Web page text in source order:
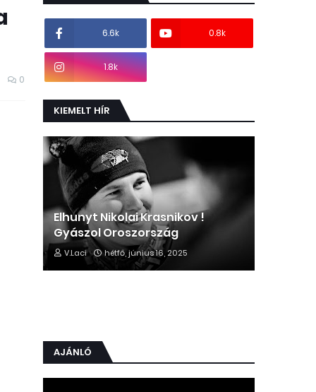
0
6.6k 0.8k
1.8k
KIEMELT HÍR
Elhunyt Nikolai Krasnikov !
Gyászol Oroszország
V.Laci hétfő, június 16, 2025
AJÁNLÓ